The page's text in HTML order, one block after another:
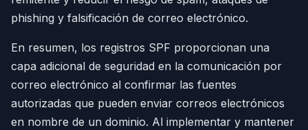
phishing y falsificación de correo electrónico.
En resumen, los registros SPF proporcionan una
capa adicional de seguridad en la comunicación por
correo electrónico al confirmar las fuentes
autorizadas que pueden enviar correos electrónicos
en nombre de un dominio. Al implementar y mantener